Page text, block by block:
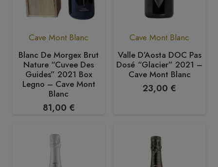
Cave Mont Blanc
Blanc De Morgex Brut
Nature “Cuvee Des
Guides” 2021 Box
Legno – Cave Mont
Blanc
81,00 €
Cave Mont Blanc
Valle D’Aosta DOC Pas
Dosé “Glacier” 2021 –
Cave Mont Blanc
23,00 €